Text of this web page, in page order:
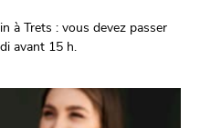
à Trets : vous devez passer
avant 15 h.